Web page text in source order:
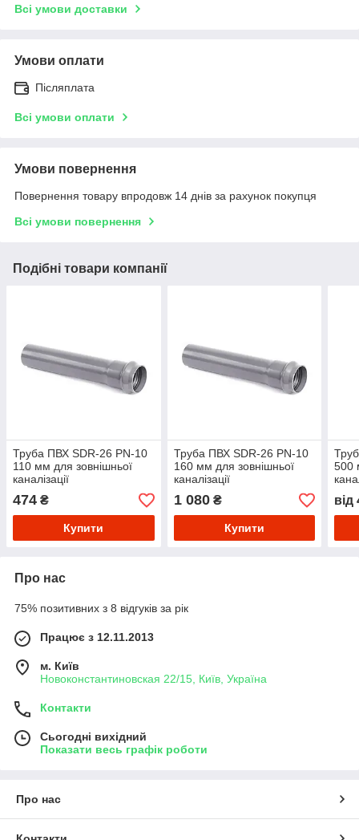
Всі умови доставки
Умови оплати
Післяплата
Всі умови оплати
Умови повернення
Повернення товару впродовж 14 днів за рахунок покупця
Всі умови повернення
Подібні товари компанії
Труба ПВХ SDR-26 PN-10
110 мм для зовнішньої
каналізації
474 ₴
Купити
Труба ПВХ SDR-26 PN-10
160 мм для зовнішньої
каналізації
1 080₴
Купити
500
від
Про нас
75% позитивних з 8 відгуків за рік
Працює з 12.11.2013
м. Київ
Новоконстантиновская 22/15, Київ, Україна
Контакти
Сьогодні вихідний
Показати весь графік роботи
Про нас